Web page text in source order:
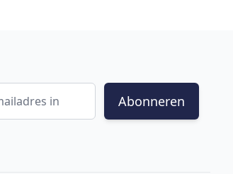
Abonneren